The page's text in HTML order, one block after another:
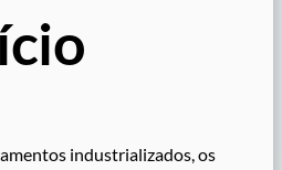
industrializados, os